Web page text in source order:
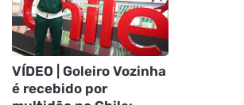
VÍDEO | Goleiro Vozinha
é recebido por